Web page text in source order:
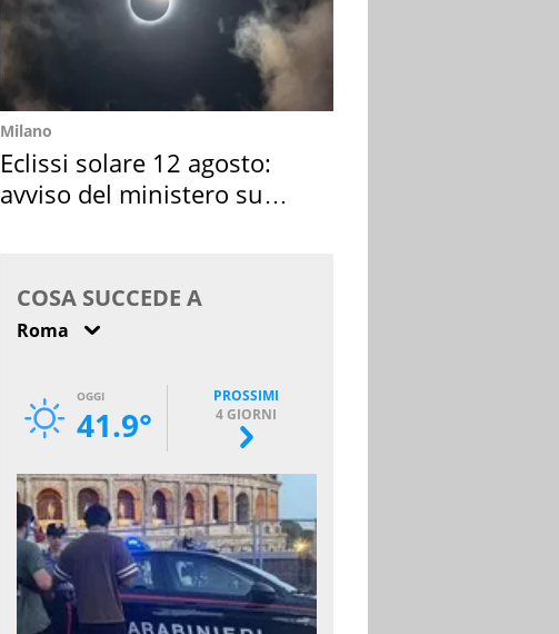
Milano
Eclissi solare 12 agosto:
avviso del ministero su